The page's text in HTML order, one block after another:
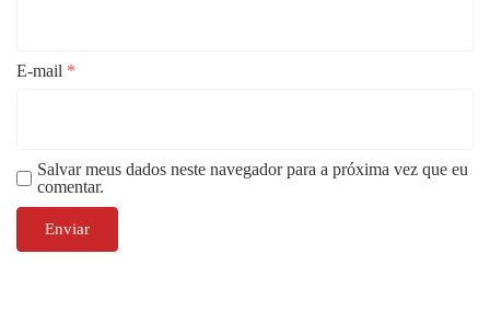
E-mail *
Salvar meus dados neste navegador para a próxima vez que eu
comentar.